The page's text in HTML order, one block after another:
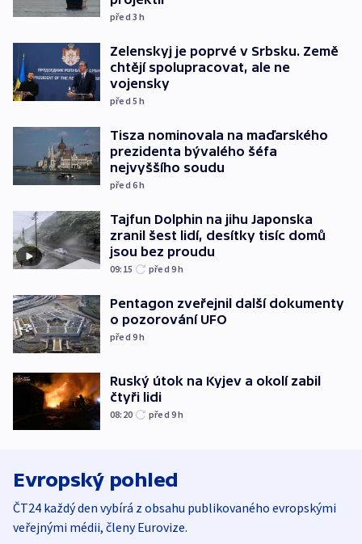
před 3h
Zelenskyj je poprvé v Srbsku. Země
chtějí spolupracovat, ale ne
vojensky
před 5h
Tisza nominovala na maďarského
prezidenta bývalého šéfa
nejvyššího soudu
před 6h
Tajfun Dolphin na jihu Japonska
zranil šest lidí, desítky tisíc domů
jsou bez proudu
09:15 před 9h
Pentagon zveřejnil další dokumenty
o pozorování UFO
před 9h
Ruský útok na Kyjev a okolí zabil
čtyři lidi
08:20 před 9h
Evropský pohled
ČT24 každý den vybírá z obsahu publikovaného evropskými
veřejnými médii, členy Eurovize.